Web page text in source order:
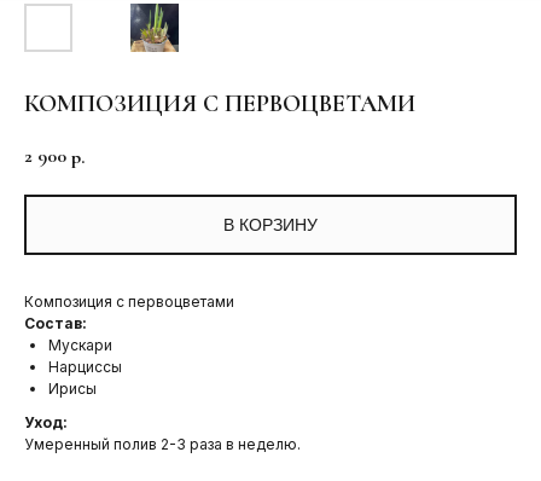
КОМПОЗИЦИЯ С ПЕРВОЦВЕТАМИ
2 900 р.
В КОРЗИНУ
Композиция с первоцветами
Состав:
Мускари
Нарциссы
Ирисы
Уход:
Умеренный полив 2-3 раза в неделю.